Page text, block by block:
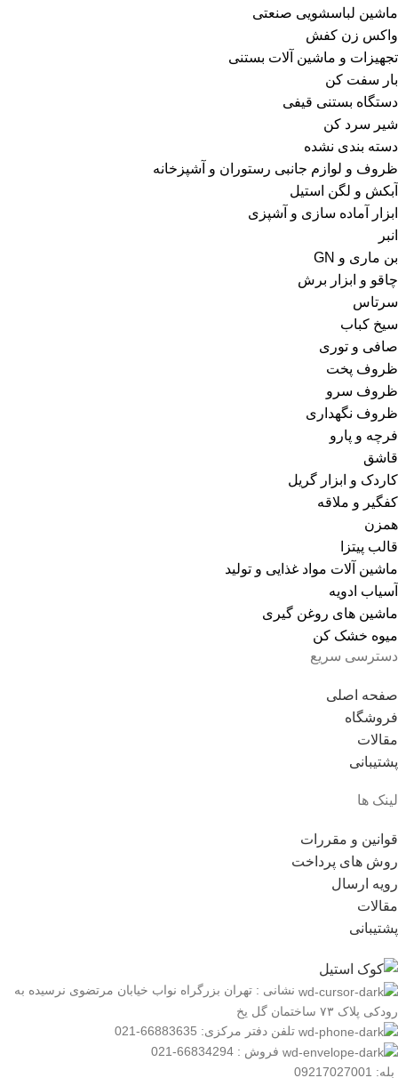
ماشین لباسشویی صنعتی
واکس زن کفش
تجهیزات و ماشین آلات بستنی
بار سفت کن
دستگاه بستنی قیفی
شیر سرد کن
دسته بندی نشده
ظروف و لوازم جانبی رستوران و آشپزخانه
آبکش و لگن استیل
ابزار آماده سازی و آشپزی
انبر
بن ماری و GN
چاقو و ابزار برش
سرتاس
سیخ کباب
صافی و توری
ظروف پخت
ظروف سرو
ظروف نگهداری
فرچه و پارو
قاشق
کاردک و ابزار گریل
کفگیر و ملاقه
همزن
قالب پیتزا
ماشین آلات مواد غذایی و تولید
آسیاب ادویه
ماشین های روغن گیری
میوه خشک کن
دسترسی سریع
صفحه اصلی
فروشگاه
مقالات
پشتیبانی
لینک ها
قوانین و مقررات
روش های پرداخت
رویه ارسال
مقالات
پشتیبانی
نشانی : تهران بزرگراه نواب خیابان مرتضوی نرسیده به
رودکی پلاک ۷۳ ساختمان گل یخ
تلفن دفتر مرکزی: 66883635-021
فروش : 66834294-021
بله: 09217027001